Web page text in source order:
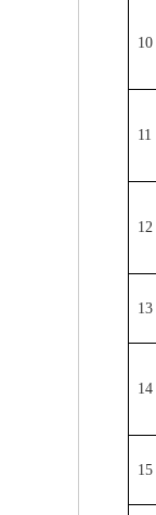
10
11
12
13
14
15